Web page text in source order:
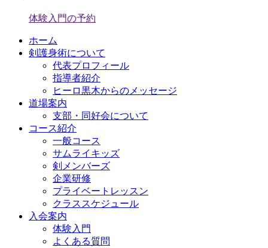
体験入門の予約
ホーム
剣護身術について
代表プロフィール
指導者紹介
ヒーロ黒木からのメッセージ
道場案内
支部・同好会について
コース紹介
一般コース
サムライキッズ
剣メンバーズ
企業研修
プライベートレッスン
クラススケジュール
入会案内
体験入門
よくある質問